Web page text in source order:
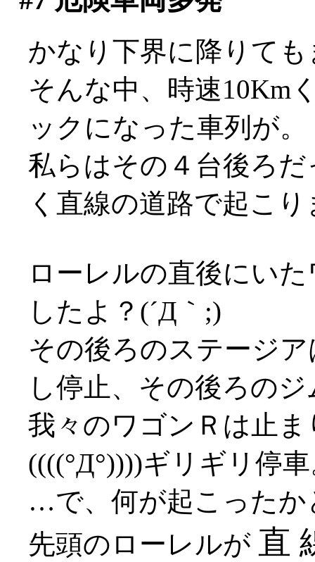
かなり下界に降りて
そんな中、時速10Km
ックになった車列が。
私らはその４台後ろ
く直線の道路で起こ
ローレルの直後にい
したよ？(´Д｀;)
その後ろのステージ
し停止、その後ろの
我々のワゴンＲは止
((((°Д°))))ギリギリ停
…で、何が起こった
先頭のローレルが 直